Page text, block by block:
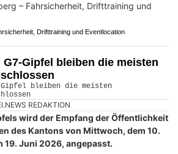
Drifttraining und Eventlocation
G7-Gipfel bleiben die meisten
REDAKTION
wird der Empfang der Öffentlichkeit
des Kantons von Mittwoch, dem 10.
19. Juni 2026, angepasst.